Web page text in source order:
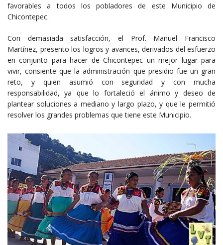
favorables a todos los pobladores de este Municipio de
Chicontepec.
Con demasiada satisfacción, el Prof. Manuel Francisco
Martínez, presento los logros y avances, derivados del esfuerzo
en conjunto para hacer de Chicontepec un mejor lugar para
vivir, consiente que la administración que presidio fue un gran
reto, y quien asumió con seguridad y con mucha
responsabilidad, ya que lo fortaleció el ánimo y deseo de
plantear soluciones a mediano y largo plazo, y que le permitió
resolver los grandes problemas que tiene este Municipio.